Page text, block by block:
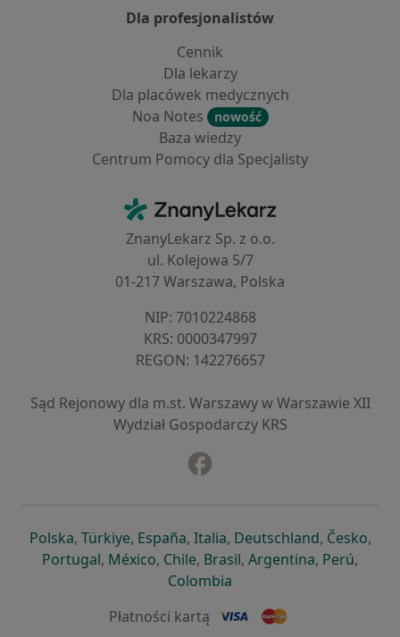
Dla profesjonalistów
Cennik
Dla lekarzy
Dla placówek medycznych
Noa Notes
nowość
Baza wiedzy
Centrum Pomocy dla Specjalisty
ZnanyLekarz - Strona główna
ZnanyLekarz Sp. z o.o.
ul. Kolejowa 5/7
01-217 Warszawa, Polska
NIP: ⁠7010224868
KRS: ⁠0000347997
REGON: ⁠142276657
Sąd Rejonowy dla m.st. Warszawy w Warszawie XII
Wydział Gospodarczy KRS
Polskaotwiera się w nowej karcie
, Türkiyeotwiera się w nowej karcie
, Españaotwiera się w nowej karcie
, Italiaotwiera się w nowej
, Deutschlandotwiera się
, Česko,
Portugalotwiera się w nowej karcie
, Méxicootwiera się w nowej karcie
, Chileotwiera się w nowej karcie
, Brasilotwiera się w nowej
, Argentinaotwiera się
, Perú,
Colombia
Płatności kartą